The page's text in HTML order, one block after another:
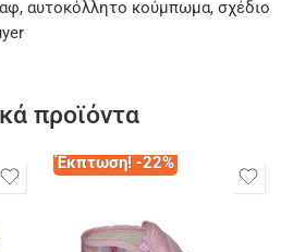
αυτοκόλλητο κούμπωμα, σχέδιο
προϊόντα
Έκπτωση! -22%